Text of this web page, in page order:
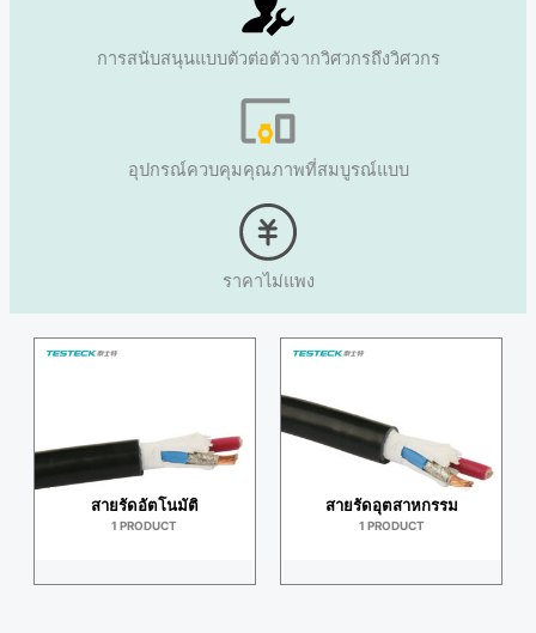
การสนับสนุนแบบตัวต่อตัวจากวิศวกรถึงวิศวกร
อุปกรณ์ควบคุมคุณภาพที่สมบูรณ์แบบ
ราคาไม่แพง
สายรัดอัตโนมัติ
1 PRODUCT
สายรัดอุตสาหกรรม
1 PRODUCT